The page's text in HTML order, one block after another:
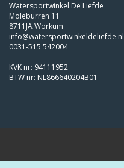
Watersportwinkel De Liefde
Moleburren 11
8711JA Workum
info@watersportwinkeldeliefde.nl
0031-515 542004
KVK nr: 94111952
BTW nr: NL866640204B01